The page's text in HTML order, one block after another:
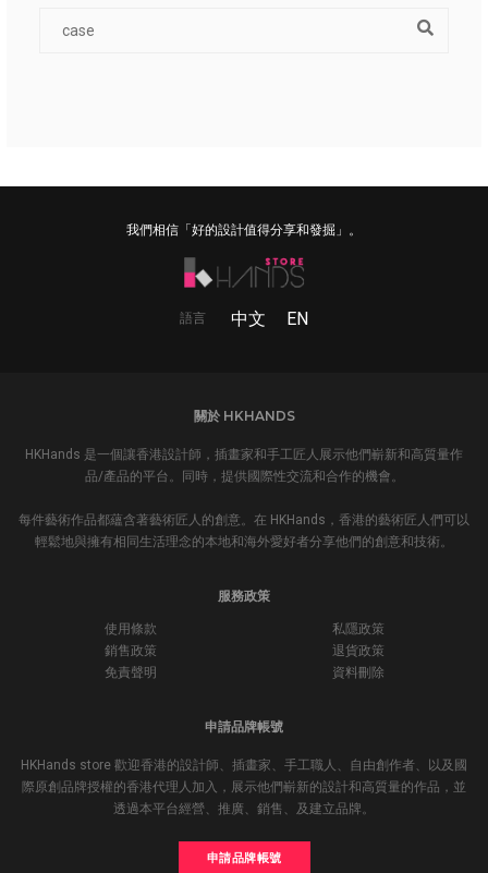
我們相信「好的設計值得分享和發掘」。
語言 中文 EN
關於 HKHANDS
HKHands 是一個讓香港設計師，插畫家和手工匠人展示他們嶄新和高質量作
品/產品的平台。同時，提供國際性交流和合作的機會。
每件藝術作品都蘊含著藝術匠人的創意。在 HKHands，香港的藝術匠人們可以
輕鬆地與擁有相同生活理念的本地和海外愛好者分享他們的創意和技術。
服務政策
使用條款
私隱政策
銷售政策
退貨政策
免責聲明
資料刪除
申請品牌帳號
HKHands store 歡迎香港的設計師、插畫家、手工職人、自由創作者、以及國
際原創品牌授權的香港代理人加入，展示他們嶄新的設計和高質量的作品，並
透過本平台經營、推廣、銷售、及建立品牌。
申請品牌帳號